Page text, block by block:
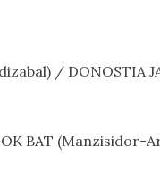
/ DONOSTIA
BAT (Manzisidor-